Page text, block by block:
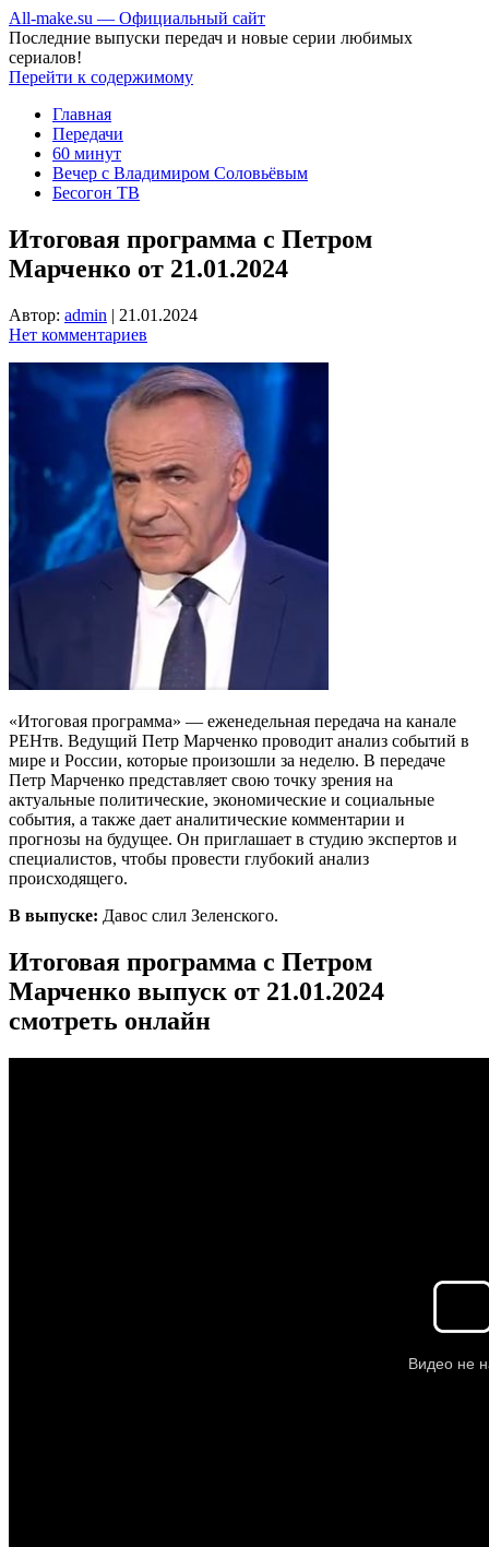
All-make.su — Официальный сайт
Последние выпуски передач и новые серии любимых
сериалов!
Перейти к содержимому
Главная
Передачи
60 минут
Вечер с Владимиром Соловьёвым
Бесогон ТВ
Итоговая программа с Петром
Марченко от 21.01.2024
Автор: admin | 21.01.2024
Нет комментариев
«Итоговая программа» — еженедельная передача на канале
РЕНтв. Ведущий Петр Марченко проводит анализ событий в
мире и России, которые произошли за неделю. В передаче
Петр Марченко представляет свою точку зрения на
актуальные политические, экономические и социальные
события, а также дает аналитические комментарии и
прогнозы на будущее. Он приглашает в студию экспертов и
специалистов, чтобы провести глубокий анализ
происходящего.
В выпуске: Давос слил Зеленского.
Итоговая программа с Петром
Марченко выпуск от 21.01.2024
смотреть онлайн